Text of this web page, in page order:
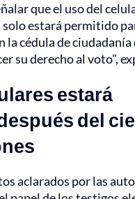
que el uso del
solo estará permitido
la cédula de
su derecho al voto",
estará
del
aclarados por las